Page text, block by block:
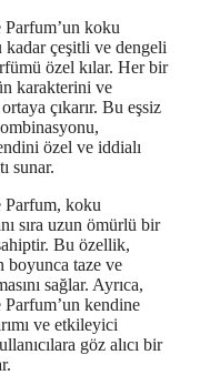
koku
kadar çeşitli ve dengeli
özel kılar. Her bir
karakterini ve
çıkarır. Bu eşsiz
özel ve iddialı
sunar.
koku
sıra uzun ömürlü bir
Bu özellik,
boyunca taze ve
sağlar. Ayrıca,
kendine
ve etkileyici
göz alıcı bir